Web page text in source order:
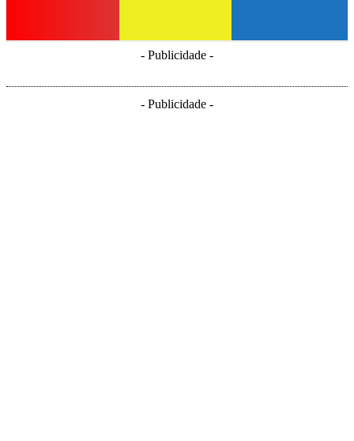
- Publicidade -
- Publicidade -